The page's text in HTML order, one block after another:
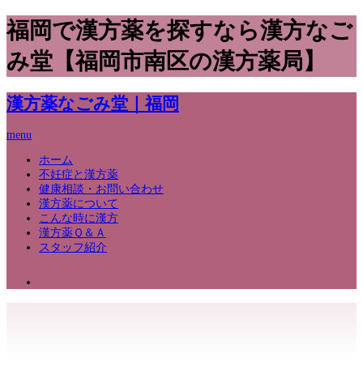
福岡で漢方薬を探すなら漢方なご
み堂【福岡市南区の漢方薬局】
漢方薬なごみ堂｜福岡
menu
ホーム
不妊症と漢方薬
健康相談・お問い合わせ
漢方薬について
こんな時に漢方
漢方薬Ｑ＆Ａ
スタッフ紹介